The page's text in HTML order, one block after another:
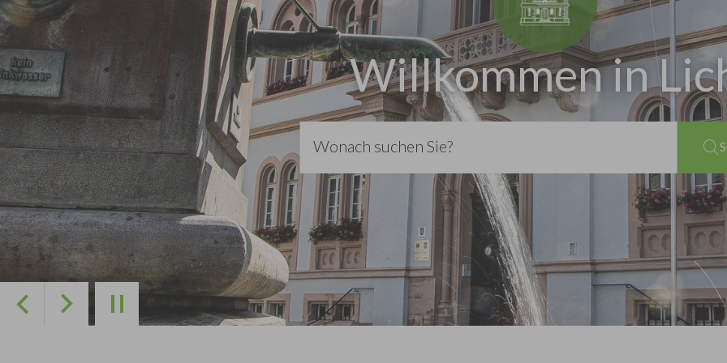
Zurück Weiter
Willkommen in